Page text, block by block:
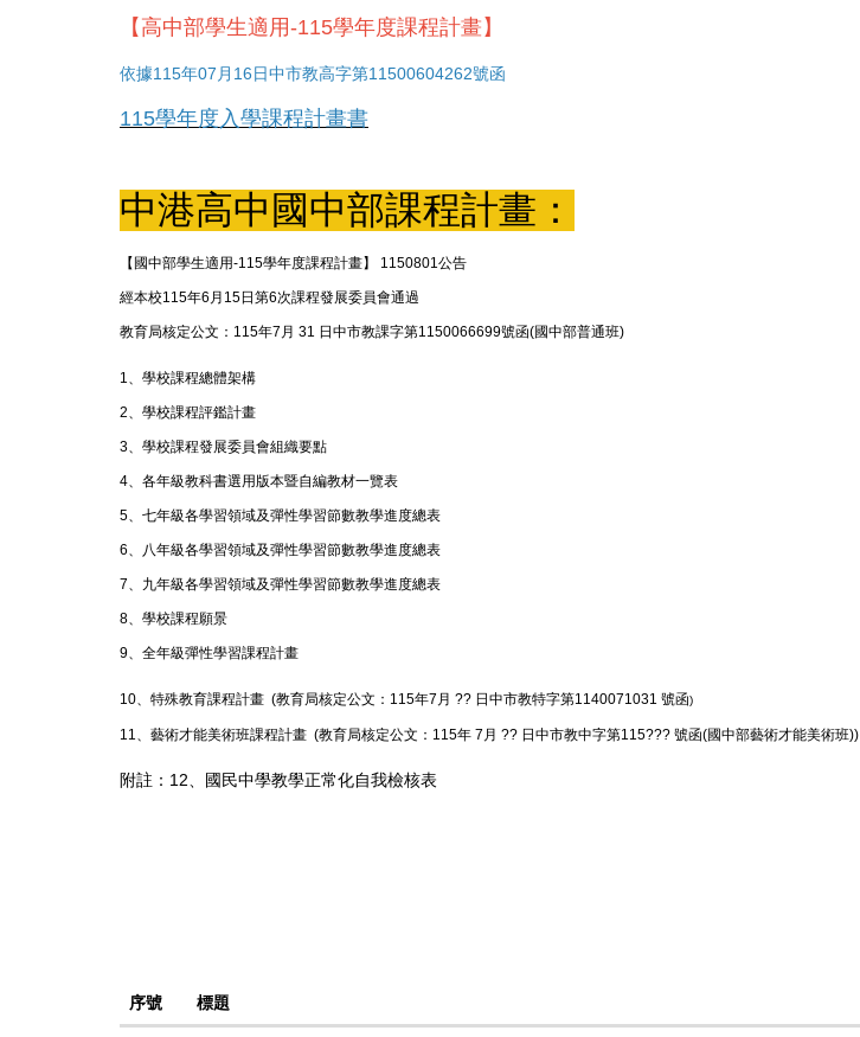
【高中部學生適用-115學年度課程計畫】
依據115年07月16日中市教高字第11500604262號函
115學年度入學課程計畫書
中港高中國中部課程計畫：
【國中部學生適用-115學年度課程計畫】 1150801公告
經本校115年6月15日第6次課程發展委員會通過
教育局核定公文：115年7月 31 日中市教課字第1150066699號函(國中部普通班)
1、 學校課程總體架構
2、 學校課程評鑑計畫
3、 學校課程發展委員會組織要點
4、 各年級教科書選用版本暨自編教材一覽表
5、 七年級各學習領域及彈性學習節數教學進度總表
6、 八年級各學習領域及彈性學習節數教學進度總表
7、 九年級各學習領域及彈性學習節數教學進度總表
8、 學校課程願景
9、 全年級彈性學習課程計畫
10、 特殊教育課程計畫 (教育局核定公文： 115年7月 ?? 日中市教特字第1140071031 號函)
11、 藝術才能美術班課程計畫 (教育局核定公文： 115年 7月 ?? 日中市教中字第115??? 號函(國中部藝術才能美術班))
附註：12、 國民中學教學正常化自我檢核表
序號 標題